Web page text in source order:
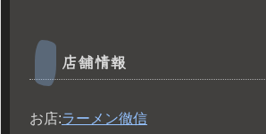
店舗情報
お店:ラーメン徹信